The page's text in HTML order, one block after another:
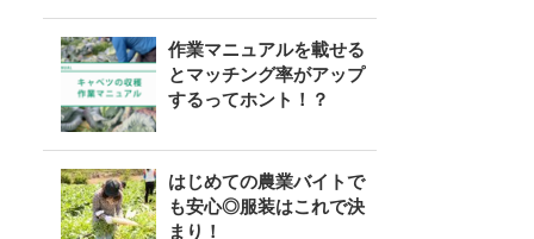
作業マニュアルを載せる
とマッチング率がアップ
するってホント！？
はじめての農業バイトで
も安心◎服装はこれで決
まり！